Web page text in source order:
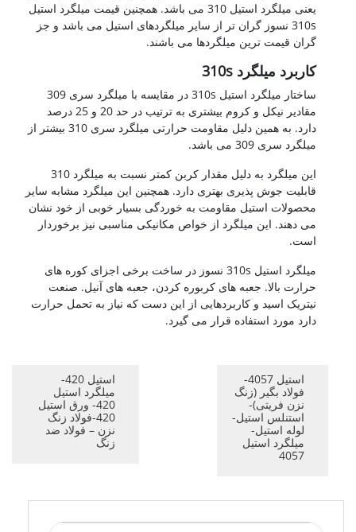
یعنی میلگرد استیل 310 می باشد. همچنین قیمت میلگرد استیل
310s نسوز گران تر از سایر میلگردهای استیل می باشد و جز
گران قیمت ترین میلگردها می باشند.
کاربرد میلگرد 310s
ساختار میلگرد استیل 310s در مقایسه با میلگرد سری 309
مقادیر نیکل و کروم بیشتری به ترتیب در حد 20 و 25 درصد
دارد. به همین دلیل مقاومت حرارتی میلگرد سری 310 بیشتر از
میلگرد سری 309 می باشد.
این میلگرد به دلیل مقدار کربن کمتر نسبت به میلگرد 310
قابلیت جوش پذیری بهتری دارد. همچنین این میلگرد مشابه سایر
محصولات استیل مقاومت به خوردگی بسیار خوبی از خود نشان
می دهند. این میلگرد از خواص مکانیکی مناسبی نیز برخوردار
است.
میلگرد استیل 310s نسوز در ساخت برخی اجزای کوره های
حرارت بالا. جعبه های کربوره کردن، جعبه های آنیل. صنعت
نیتریک اسید و کاربردهایی از این دست که نیاز به تحمل حرارت
دارد مورد استفاده قرار می گیرد.
استیل 420-
میلگرد استیل
420- ورق استیل
420-فولاد زنگ
نزن – فولاد ضد
زنگ
استیل 4057-
فولاد بگیر (زنگ
نزن فریتی)-
استنلس استیل-
لوله استیل-
میلگرد استیل
4057